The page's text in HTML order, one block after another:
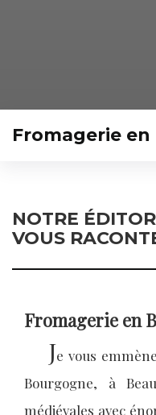
Fromagerie
NOTRE
VOUS
Fromagerie en
Je vous
Bourgogne, à
médiévales avec